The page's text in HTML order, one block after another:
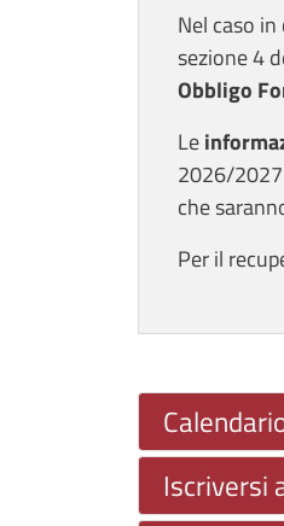
Nel caso
sezione 4
Obbligo
Le
2026/
che
Per il
Iscriversi